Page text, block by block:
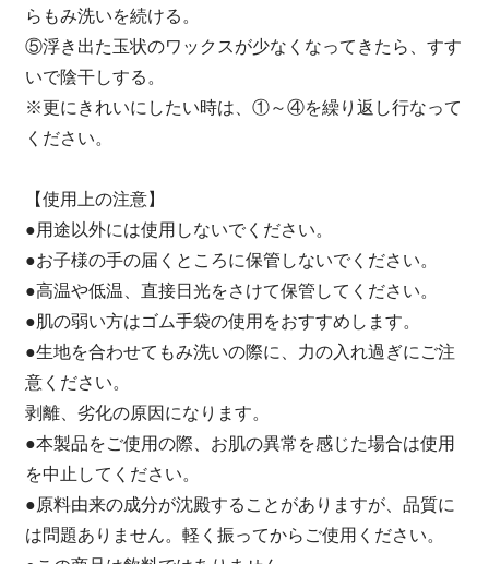
らもみ洗いを続ける。
⑤浮き出た玉状のワックスが少なくなってきたら、すす
いで陰干しする。
※更にきれいにしたい時は、①～④を繰り返し行なって
ください。
【使用上の注意】
●用途以外には使用しないでください。
●お子様の手の届くところに保管しないでください。
●高温や低温、直接日光をさけて保管してください。
●肌の弱い方はゴム手袋の使用をおすすめします。
●生地を合わせてもみ洗いの際に、力の入れ過ぎにご注
意ください。
剥離、劣化の原因になります。
●本製品をご使用の際、お肌の異常を感じた場合は使用
を中止してください。
●原料由来の成分が沈殿することがありますが、品質に
は問題ありません。軽く振ってからご使用ください。